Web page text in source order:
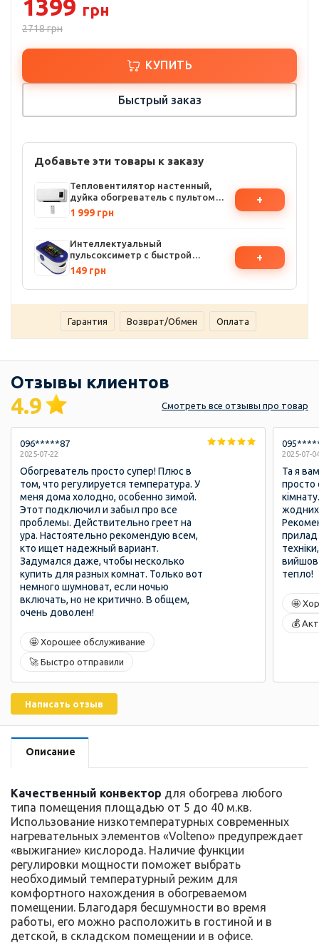
1399 грн
2718грн
КУПИТЬ
Быстрый заказ
Добавьте эти товары к заказу
Тепловентилятор настенный,
дуйка обогреватель с пультом
дистанционного управления, 2000
Вт, 2 режима
1 999 грн
+
Интеллектуальный
пульсоксиметр с быстрой
проверкой уровня кислорода и
частоты пульса
149 грн
+
Гарантия Возврат/Обмен Оплата
Отзывы клиентов
4.9 Смотреть все отзывы про товар
096*****87
2025-07-22
Обогреватель просто супер! Плюс в
том, что регулируется температура. У
меня дома холодно, особенно зимой.
Этот подключил и забыл про все
проблемы. Действительно греет на
ура. Настоятельно рекомендую всем,
кто ищет надежный вариант.
Задумался даже, чтобы несколько
купить для разных комнат. Только вот
немного шумноват, если ночью
включать, но не критично. В общем,
очень доволен!
🤩 Хорошее обслуживание
🚀 Быстро отправили
2025-07-
Та я
просто
прилад
вийшов
тепло!
🤩
💰
Написать отзыв
Описание
Качественный конвектор для обогрева любого
типа помещения площадью от 5 до 40 м.кв.
Использование низкотемпературных современных
нагревательных элементов «Volteno» предупреждает
«выжигание» кислорода. Наличие функции
регулировки мощности поможет выбрать
необходимый температурный режим для
комфортного нахождения в обогреваемом
помещении. Благодаря бесшумности во время
работы, его можно расположить в гостиной и в
детской, в складском помещении и в офисе.